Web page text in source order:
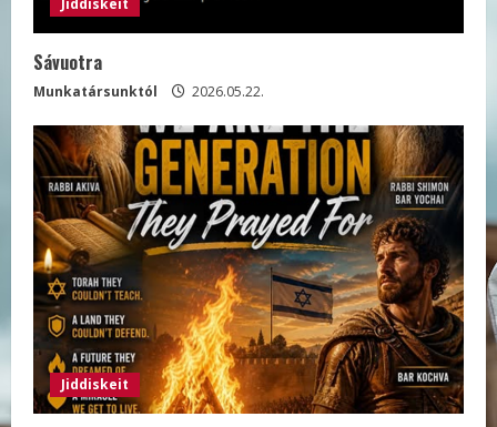
Jiddiskeit
Sávuotra
Munkatársunktól 2026.05.22.
Jiddiskeit